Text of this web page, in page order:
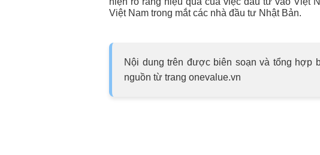
Việt Nam trong mắt các nhà đầu tư Nhật Bản.
Nội dung trên được biên soạn và tổng hợp
nguồn từ trang onevalue.vn